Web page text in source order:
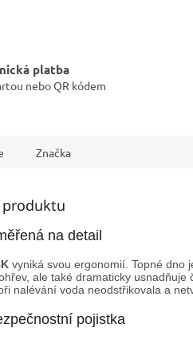
platba
nebo QR kódem
Značka
na detail
vyniká svou ergonomií. Topné dno
ale také dramaticky
nalévání voda neodstřikovala a
pojistka